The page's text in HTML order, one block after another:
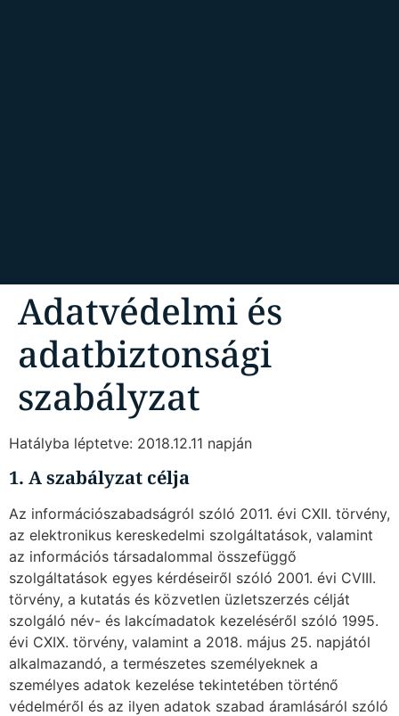
Adatvédelmi és
adatbiztonsági
szabályzat
Hatályba léptetve: 2018.12.11 napján
1. A szabályzat célja
Az információszabadságról szóló 2011. évi CXII. törvény,
az elektronikus kereskedelmi szolgáltatások, valamint
az információs társadalommal összefüggő
szolgáltatások egyes kérdéseiről szóló 2001. évi CVIII.
törvény, a kutatás és közvetlen üzletszerzés célját
szolgáló név- és lakcímadatok kezeléséről szóló 1995.
évi CXIX. törvény, valamint a 2018. május 25. napjától
alkalmazandó, a természetes személyeknek a
személyes adatok kezelése tekintetében történő
védelméről és az ilyen adatok szabad áramlásáról szóló